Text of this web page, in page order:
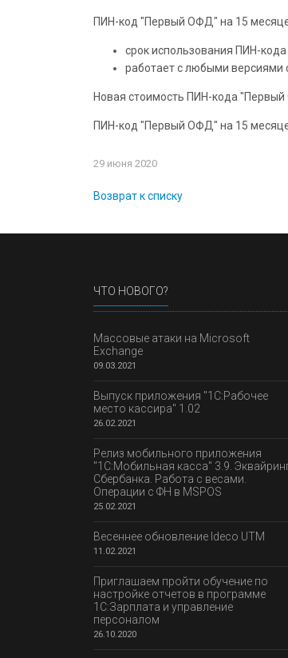
ПИН-код "Первый ОФД" на 15
срок использования ПИН-
работает с любыми версиями
Новая стоимость ПИН-кода
ПИН-код "Первый ОФД" на 15
29 июня 2020
Возврат к списку
ЧТО НОВОГО?
Массовые атаки на Microsoft
Exchange
09.03.2021
Выпуск приложения "1С:Рабочее
место кассира" 1.02
26.02.2021
Релиз мобильного приложения
"1С:Мобильная касса" 3.9.
Сбербанка. Работа с весами.
Операции с ФН в MSPOS
25.02.2021
Весеннее обновление Ideco UTM
11.02.2021
Приглашаем пройти обучение по
настройке отчетов в программе
1С:Зарплата и управление
персоналом
26.10.2020